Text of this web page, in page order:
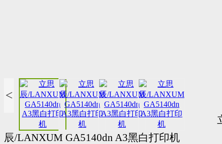
<
辰/LANXUM GA5140dn A3黑白打印机